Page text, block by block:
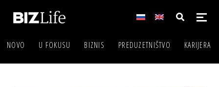
NOVO U FOKUSU BIZNIS PREDUZETNIŠTVO KARIJERA